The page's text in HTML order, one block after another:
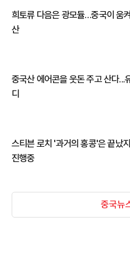
희토류 다음은 광모듈…중국이 움
산
중국산 에어콘을 웃돈 주고 산다...
디
스티븐 로치 '과거의 홍콩'은 끝났
진행중
중국뉴